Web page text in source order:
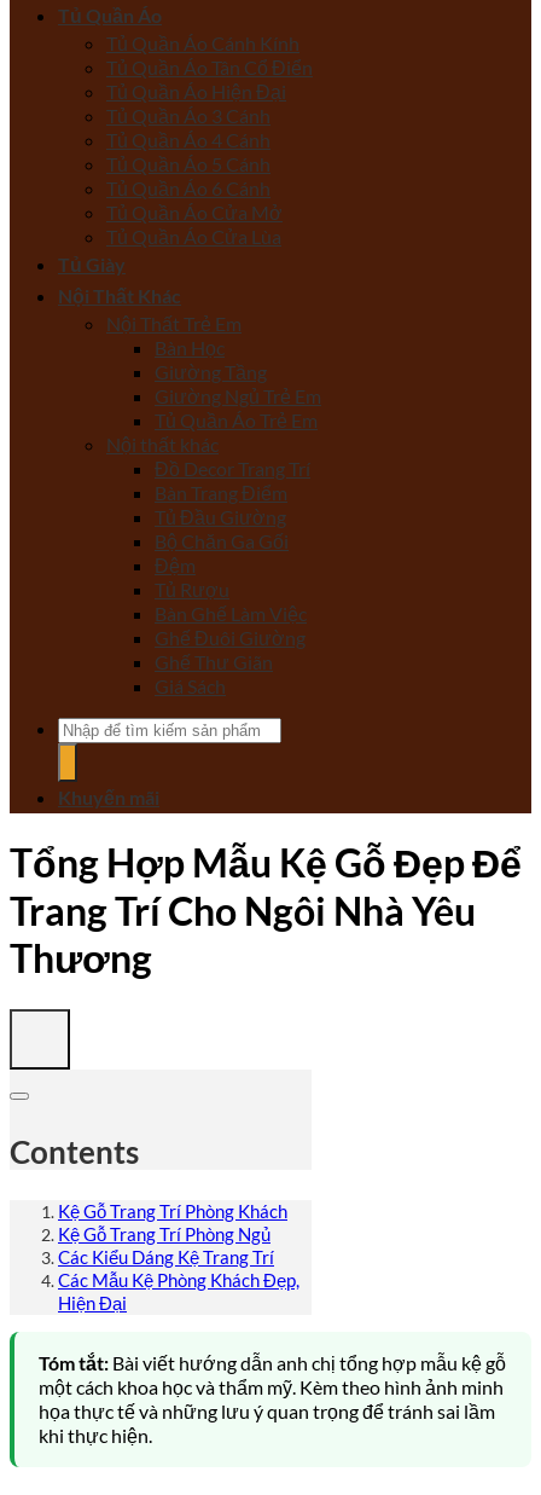
Tủ Quần Áo
Tủ Quần Áo Cánh Kính
Tủ Quần Áo Tân Cổ Điển
Tủ Quần Áo Hiện Đại
Tủ Quần Áo 3 Cánh
Tủ Quần Áo 4 Cánh
Tủ Quần Áo 5 Cánh
Tủ Quần Áo 6 Cánh
Tủ Quần Áo Cửa Mở
Tủ Quần Áo Cửa Lùa
Tủ Giày
Nội Thất Khác
Nội Thất Trẻ Em
Bàn Học
Giường Tầng
Giường Ngủ Trẻ Em
Tủ Quần Áo Trẻ Em
Nội thất khác
Đồ Decor Trang Trí
Bàn Trang Điểm
Tủ Đầu Giường
Bộ Chăn Ga Gối
Đệm
Tủ Rượu
Bàn Ghế Làm Việc
Ghế Đuôi Giường
Ghế Thư Giãn
Giá Sách
Tìm
kiếm:
Khuyến mãi
Tổng Hợp Mẫu Kệ Gỗ Đẹp Để
Trang Trí Cho Ngôi Nhà Yêu
Thương
Contents
Kệ Gỗ Trang Trí Phòng Khách
Kệ Gỗ Trang Trí Phòng Ngủ
Các Kiểu Dáng Kệ Trang Trí
Các Mẫu Kệ Phòng Khách Đẹp,
Hiện Đại
Tóm tắt: Bài viết hướng dẫn anh chị tổng hợp mẫu kệ gỗ
một cách khoa học và thẩm mỹ. Kèm theo hình ảnh minh
họa thực tế và những lưu ý quan trọng để tránh sai lầm
khi thực hiện.